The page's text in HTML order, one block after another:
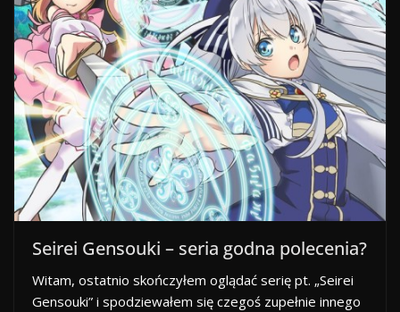
Seirei Gensouki – seria godna polecenia?
Witam, ostatnio skończyłem oglądać serię pt. „Seirei
Gensouki” i spodziewałem się czegoś zupełnie innego